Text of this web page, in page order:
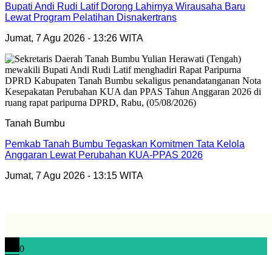
Bupati Andi Rudi Latif Dorong Lahirnya Wirausaha Baru
Lewat Program Pelatihan Disnakertrans
Jumat, 7 Agu 2026 - 13:26 WITA
Tanah Bumbu
Pemkab Tanah Bumbu Tegaskan Komitmen Tata Kelola
Anggaran Lewat Perubahan KUA-PPAS 2026
Jumat, 7 Agu 2026 - 13:15 WITA
0